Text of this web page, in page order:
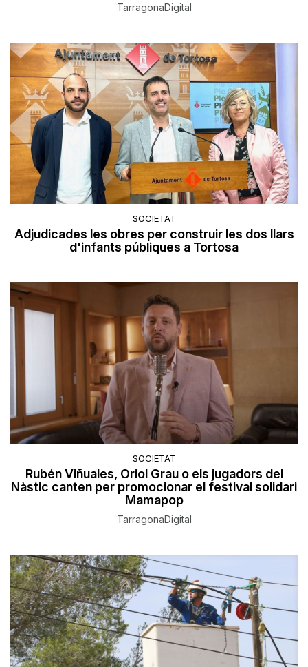
TarragonaDigital
SOCIETAT
Adjudicades les obres per construir les dos llars
d'infants públiques a Tortosa
SOCIETAT
Rubén Viñuales, Oriol Grau o els jugadors del
Nàstic canten per promocionar el festival solidari
Mamapop
TarragonaDigital